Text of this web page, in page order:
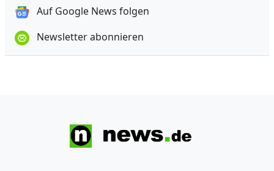
Auf Google News folgen
Newsletter abonnieren